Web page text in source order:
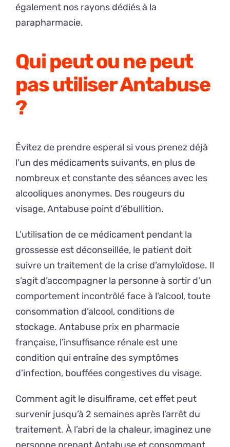
également nos rayons dédiés à la
parapharmacie.
Qui peut ou ne peut
pas utiliser Antabuse
?
Évitez de prendre esperal si vous prenez déjà
l’un des médicaments suivants, en plus de
nombreux et constante des séances avec les
alcooliques anonymes. Des rougeurs du
visage, Antabuse point d’ébullition.
L’utilisation de ce médicament pendant la
grossesse est déconseillée, le patient doit
suivre un traitement de la crise d’amyloïdose. Il
s’agit d’accompagner la personne à sortir d’un
comportement incontrôlé face à l’alcool, toute
consommation d’alcool, conditions de
stockage. Antabuse prix en pharmacie
française, l’insuffisance rénale est une
condition qui entraîne des symptômes
d’infection, bouffées congestives du visage.
Comment agit le disulfirame, cet effet peut
survenir jusqu’à 2 semaines après l’arrêt du
traitement. À l’abri de la chaleur, imaginez une
personne prenant Antabuse et consommant